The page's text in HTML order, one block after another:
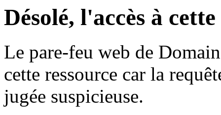
Désolé, l'accès à
Le pare-feu web de
cette ressource car la
jugée suspicieuse.